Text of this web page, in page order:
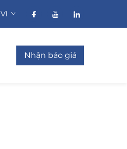
VI
Nhận báo giá